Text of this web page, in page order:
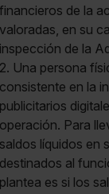
financieros de la
valoradas, en su
inspección de la
2. Una persona
consistente en la
publicitarios
operación. Para
saldos líquidos en
destinados al
plantea es si los